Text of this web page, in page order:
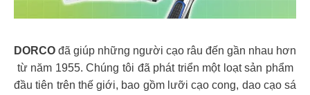
DORCO đã giúp những người cạo râu đến gần nhau hơn
từ năm 1955. Chúng tôi đã phát triển một loạt sản phẩm
đầu tiên trên thế giới, bao gồm lưỡi cạo cong, dao cạo sá